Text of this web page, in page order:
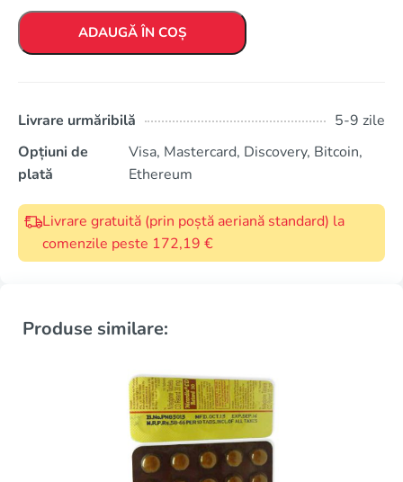
ADAUGĂ ÎN COȘ
Livrare urmăribilă
5-9 zile
Opțiuni de
plată
Visa, Mastercard, Discovery, Bitcoin,
Ethereum
Livrare gratuită (prin poștă aeriană standard) la
comenzile peste 172,19 €
Produse similare: